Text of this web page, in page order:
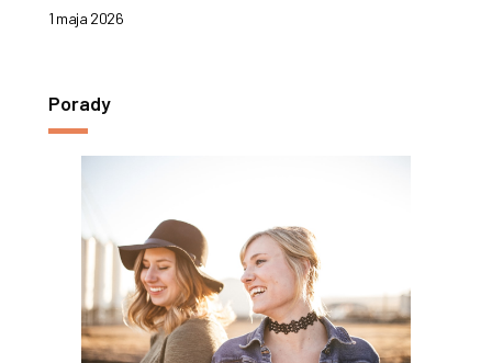
1 maja 2026
Porady